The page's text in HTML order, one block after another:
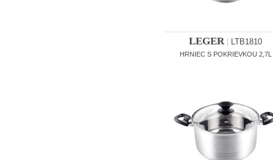
LEGER| LTB1810
HRNIEC S POKRIEVKOU 2,7L